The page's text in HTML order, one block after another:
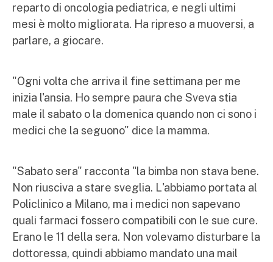
reparto di oncologia pediatrica, e negli ultimi
mesi è molto migliorata. Ha ripreso a muoversi, a
parlare, a giocare.
"Ogni volta che arriva il fine settimana per me
inizia l'ansia. Ho sempre paura che Sveva stia
male il sabato o la domenica quando non ci sono i
medici che la seguono" dice la mamma.
"Sabato sera" racconta "la bimba non stava bene.
Non riusciva a stare sveglia. L'abbiamo portata al
Policlinico a Milano, ma i medici non sapevano
quali farmaci fossero compatibili con le sue cure.
Erano le 11 della sera. Non volevamo disturbare la
dottoressa, quindi abbiamo mandato una mail